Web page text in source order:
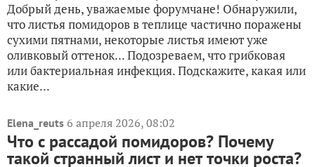
Добрый день, уважаемые форумчане! Обнаружили,
что листья помидоров в теплице частично поражены
сухими пятнами, некоторые листья имеют уже
оливковый оттенок... Подозреваем, что грибковая
или бактериальная инфекция. Подскажите, какая или
какие...
Elena_reuts 6 апреля 2026, 08:02
Что с рассадой помидоров? Почему
такой странный лист и нет точки роста?